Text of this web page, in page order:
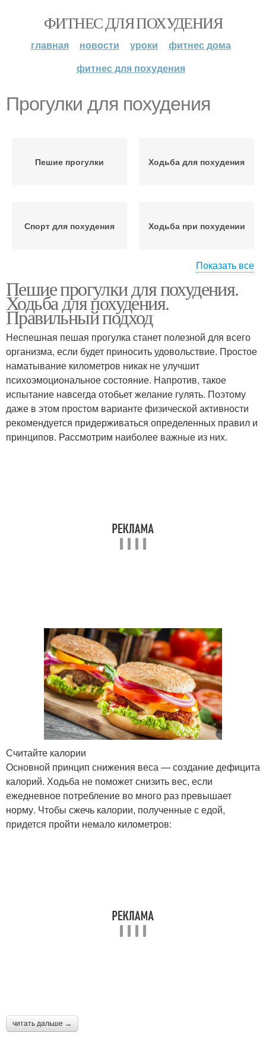
ФИТНЕС ДЛЯ ПОХУДЕНИЯ
главная новости уроки
фитнес дома
фитнес для похудения
Прогулки для похудения
Пешие прогулки Ходьба для похудения
Спорт для похудения Ходьба при похудении
Шаги для похудения
Показать все
Пешие прогулки для похудения.
Ходьба для похудения.
Правильный подход
Неспешная пешая прогулка станет полезной для всего
организма, если будет приносить удовольствие. Простое
наматывание километров никак не улучшит
психоэмоциональное состояние. Напротив, такое
испытание навсегда отобьет желание гулять. Поэтому
даже в этом простом варианте физической активности
рекомендуется придерживаться определенных правил и
принципов. Рассмотрим наиболее важные из них.
Считайте калории
Основной принцип снижения веса — создание дефицита
калорий. Ходьба не поможет снизить вес, если
ежедневное потребление во много раз превышает
норму. Чтобы сжечь калории, полученные с едой,
придется пройти немало километров:
читать дальше →